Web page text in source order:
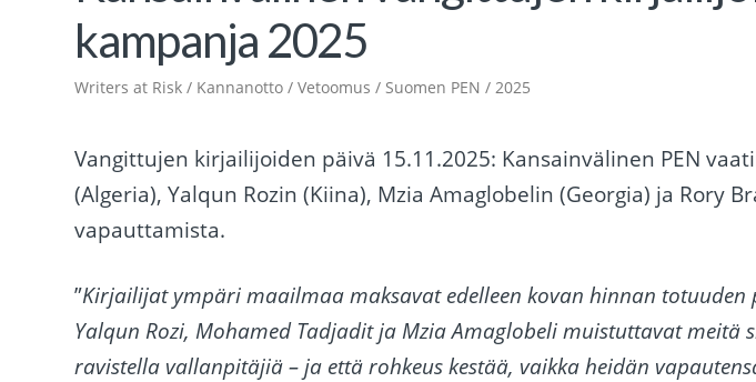
kampanja 2025
Writers at Risk / Kannanotto / Vetoomus / Suomen PEN / 2025
Vangittujen kirjailijoiden päivä 15.11.2025: Kansainvälinen PEN
(Algeria), Yalqun Rozin (Kiina), Mzia Amaglobelin (Georgia) ja Rory
vapauttamista.
”Kirjailijat ympäri maailmaa maksavat edelleen kovan hinnan totuuden
Yalqun Rozi, Mohamed Tadjadit ja Mzia Amaglobeli muistuttavat meitä
ravistella vallanpitäjiä – ja että rohkeus kestää, vaikka heidän